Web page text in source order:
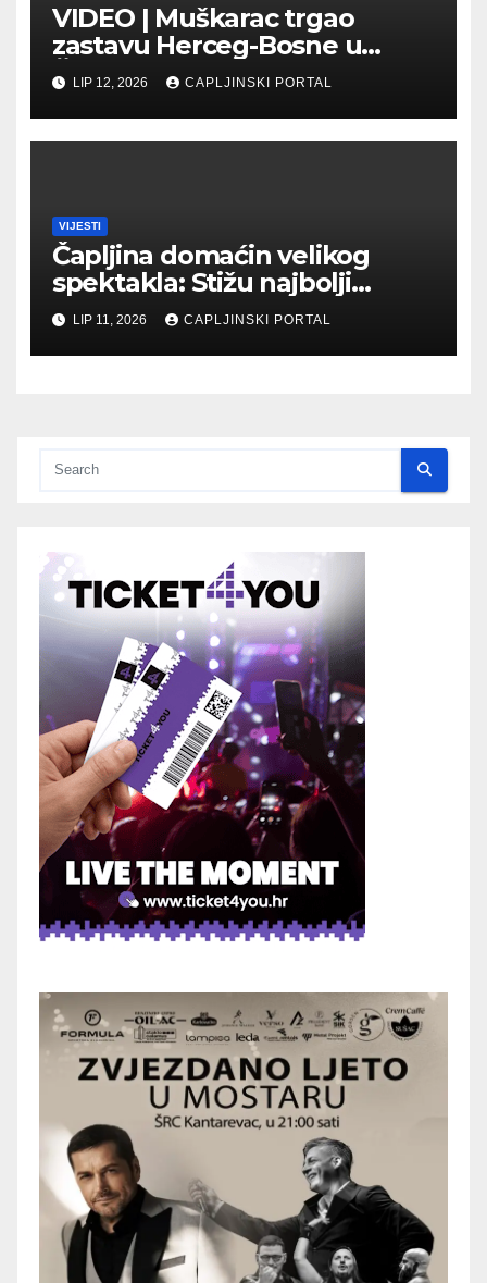
VIDEO | Muškarac trgao
zastavu Herceg-Bosne u
Čapljini: Traži se hitno
uhićenje
LIP 12, 2026 CAPLJINSKI PORTAL
VIJESTI
Čapljina domaćin velikog
spektakla: Stižu najbolji
biciklisti Balkana
LIP 11, 2026 CAPLJINSKI PORTAL